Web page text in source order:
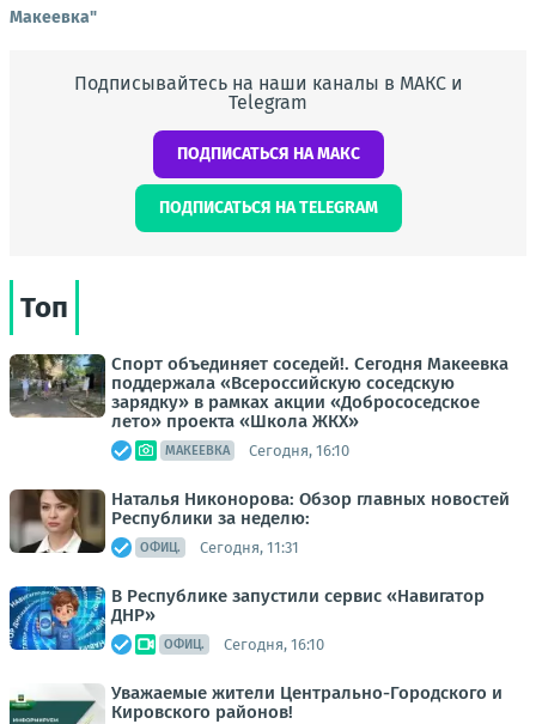
Макеевка"
Подписывайтесь на наши каналы в МАКС и
Telegram
ПОДПИСАТЬСЯ НА МАКС
ПОДПИСАТЬСЯ НА TELEGRAM
Топ
Спорт объединяет соседей!. Сегодня Макеевка
поддержала «Всероссийскую соседскую
зарядку» в рамках акции «Добрососедское
лето» проекта «Школа ЖКХ»
МАКЕЕВКА Сегодня, 16:10
Наталья Никонорова: Обзор главных новостей
Республики за неделю:
ОФИЦ. Сегодня, 11:31
В Республике запустили сервис «Навигатор
ДНР»
ОФИЦ. Сегодня, 16:10
Уважаемые жители Центрально-Городского и
Кировского районов!